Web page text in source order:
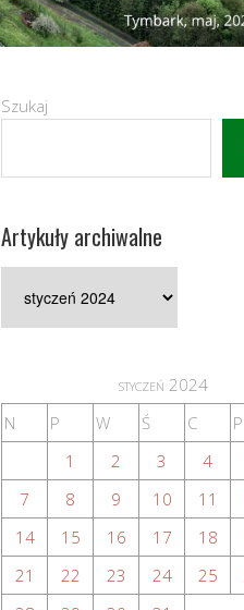
Szukaj
Artykuły archiwalne
archiwalne
styczeń 2024
N
P W Ś C P
1
2 3 4
7
8 9 10 11
14
15 16 17 18
21
22 23 24 25